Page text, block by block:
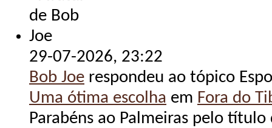
29-07-2026, 23:22
Bob Joe respondeu ao tópico
Uma ótima escolha em Fora do
Parabéns ao Palmeiras pelo